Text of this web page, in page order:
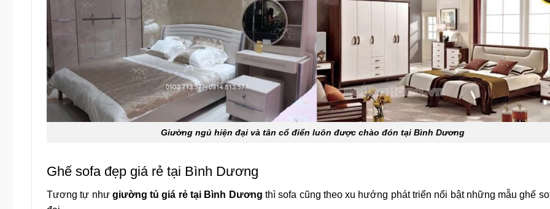
Giường ngủ hiện đại và tân cổ điển luôn được chào đón tại Bình Dương
Ghế sofa đẹp giá rẻ tại Bình Dương
Tương tự như giường tủ giá rẻ tại Bình Dương thì sofa cũng theo xu hướng phát triển nổi bật những mẫu ghế